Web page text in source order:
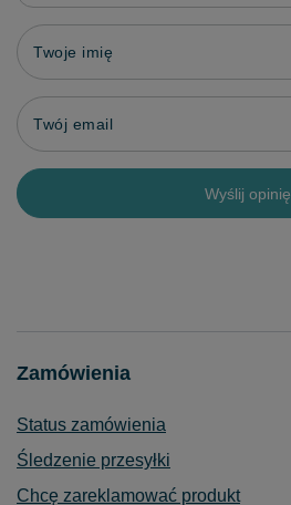
Twoje imię
Twój email
Wyślij opinię
Zamówienia
Status zamówienia
Śledzenie przesyłki
Chcę zareklamować produkt